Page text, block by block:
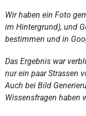
Wir haben ein Foto
im Hintergrund), und
bestimmen und in
Das Ergebnis war
nur ein paar Strassen
Auch bei Bild
Wissensfragen haben